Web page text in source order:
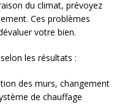
du climat, prévoyez
Ces problèmes
votre bien.
les résultats :
des murs, changement
de chauffage